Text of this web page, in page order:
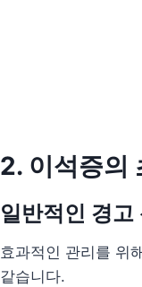
2. 이석증의
일반적인 경고
효과적인 관리를 위
같습니다.